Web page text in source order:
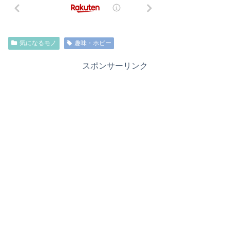
気になるモノ 趣味・ホビー
スポンサーリンク